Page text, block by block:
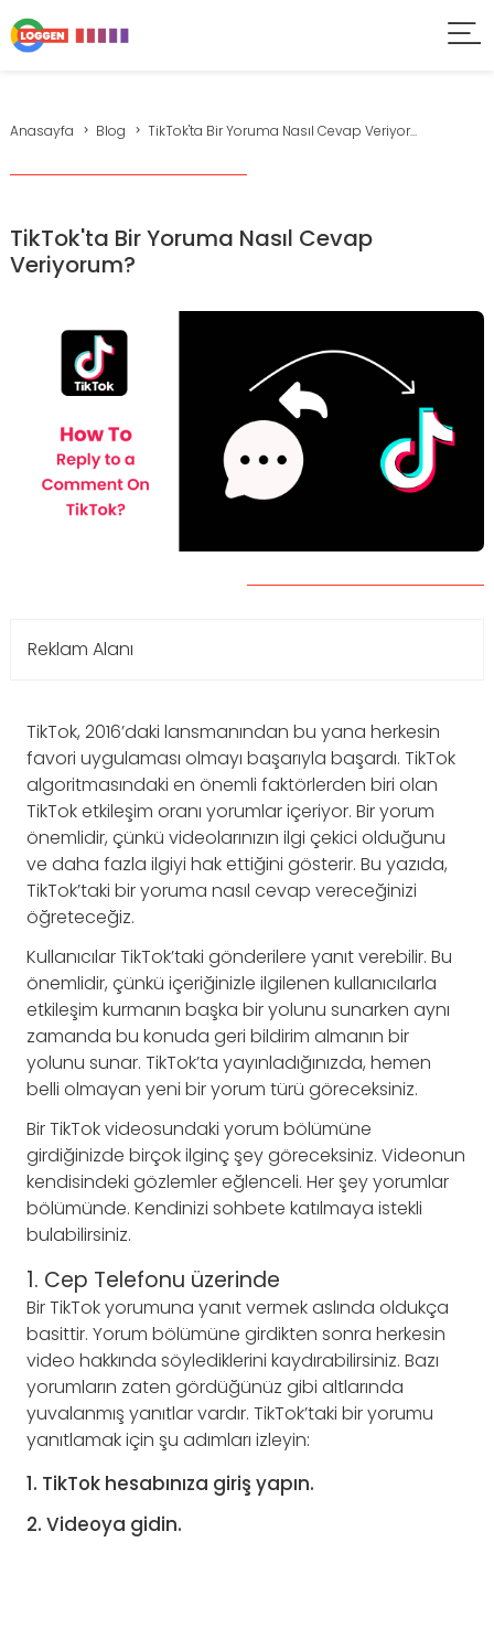
Anasayfa Blog TikTok'ta Bir Yoruma Nasıl Cevap Veriyor...
TikTok'ta Bir Yoruma Nasıl Cevap
Veriyorum?
Reklam Alanı
TikTok, 2016’daki lansmanından bu yana herkesin
favori uygulaması olmayı başarıyla başardı. TikTok
algoritmasındaki en önemli faktörlerden biri olan
TikTok etkileşim oranı yorumlar içeriyor. Bir yorum
önemlidir, çünkü videolarınızın ilgi çekici olduğunu
ve daha fazla ilgiyi hak ettiğini gösterir. Bu yazıda,
TikTok’taki bir yoruma nasıl cevap vereceğinizi
öğreteceğiz.
Kullanıcılar TikTok’taki gönderilere yanıt verebilir. Bu
önemlidir, çünkü içeriğinizle ilgilenen kullanıcılarla
etkileşim kurmanın başka bir yolunu sunarken aynı
zamanda bu konuda geri bildirim almanın bir
yolunu sunar. TikTok’ta yayınladığınızda, hemen
belli olmayan yeni bir yorum türü göreceksiniz.
Bir TikTok videosundaki yorum bölümüne
girdiğinizde birçok ilginç şey göreceksiniz. Videonun
kendisindeki gözlemler eğlenceli. Her şey yorumlar
bölümünde. Kendinizi sohbete katılmaya istekli
bulabilirsiniz.
1. Cep Telefonu üzerinde
Bir TikTok yorumuna yanıt vermek aslında oldukça
basittir. Yorum bölümüne girdikten sonra herkesin
video hakkında söylediklerini kaydırabilirsiniz. Bazı
yorumların zaten gördüğünüz gibi altlarında
yuvalanmış yanıtlar vardır. TikTok’taki bir yorumu
yanıtlamak için şu adımları izleyin:
1. TikTok hesabınıza giriş yapın.
2. Videoya gidin.